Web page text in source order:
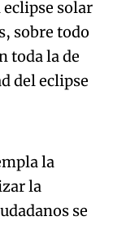
solar
sobre todo
toda la de
del eclipse
la
la
se